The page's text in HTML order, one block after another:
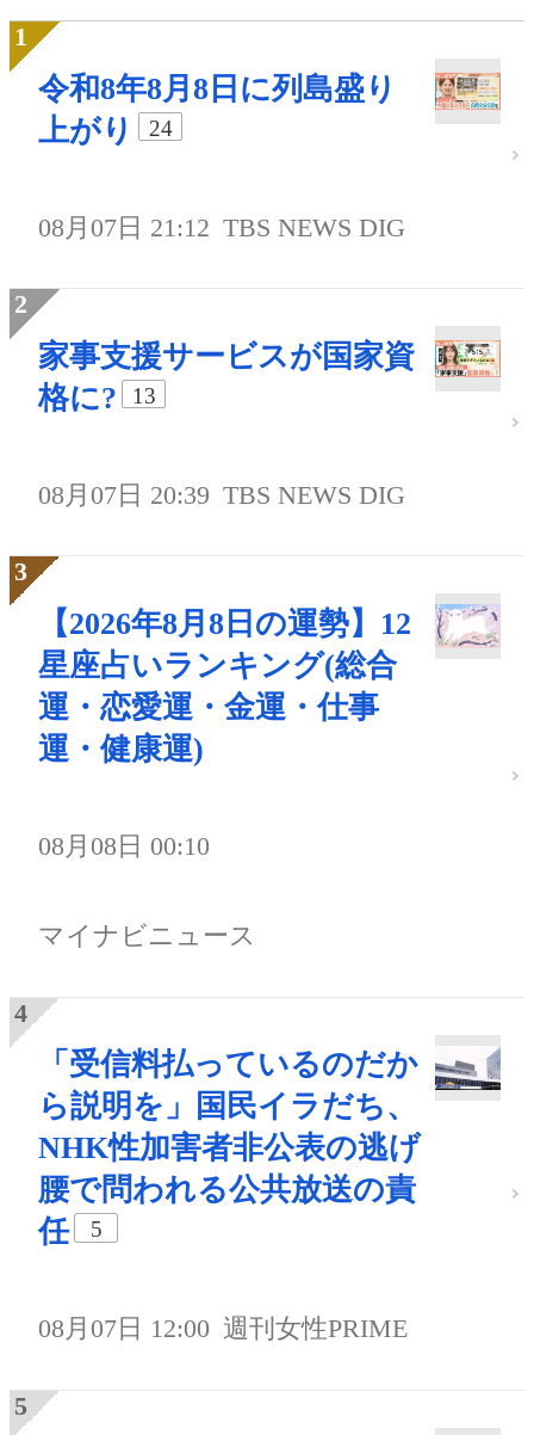
令和8年8月8日に列島盛り
上がり
24
08月07日 21:12 TBS NEWS DIG
家事支援サービスが国家資
格に?
13
08月07日 20:39 TBS NEWS DIG
【2026年8月8日の運勢】12
星座占いランキング(総合
運・恋愛運・金運・仕事
運・健康運)
08月08日 00:10
マイナビニュース
「受信料払っているのだか
ら説明を」国民イラだち、
NHK性加害者非公表の逃げ
腰で問われる公共放送の責
任
5
08月07日 12:00 週刊女性PRIME